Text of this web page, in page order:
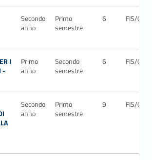
Secondo
anno
Primo
semestre
6 FIS/02
I
-
Primo
anno
Secondo
semestre
6 FIS/07
Secondo
anno
Primo
semestre
9 FIS/03